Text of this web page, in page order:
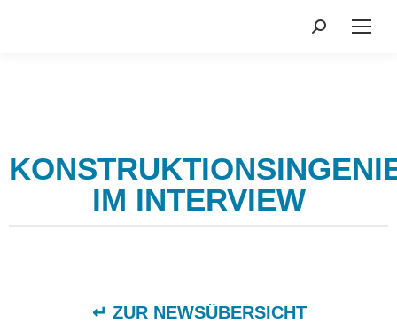
Search:
IM INTERVIEW
↵ ZUR NEWSÜBERSICHT